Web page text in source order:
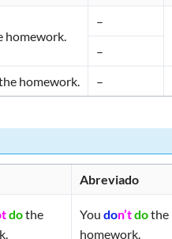
homework.
–
–
homework. –
Abreviado
dothe
Youdon’tdothe
homework.